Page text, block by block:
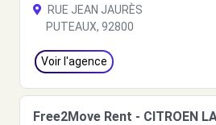
RUE JEAN JAURÈS
PUTEAUX, 92800
Voir l'agence
Free2Move Rent - CITROEN